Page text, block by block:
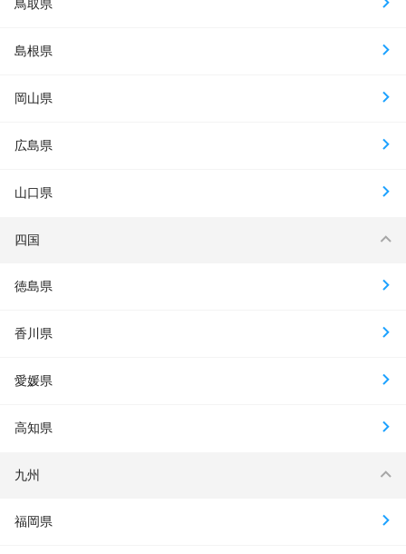
鳥取県
島根県
岡山県
広島県
山口県
四国
徳島県
香川県
愛媛県
高知県
九州
福岡県